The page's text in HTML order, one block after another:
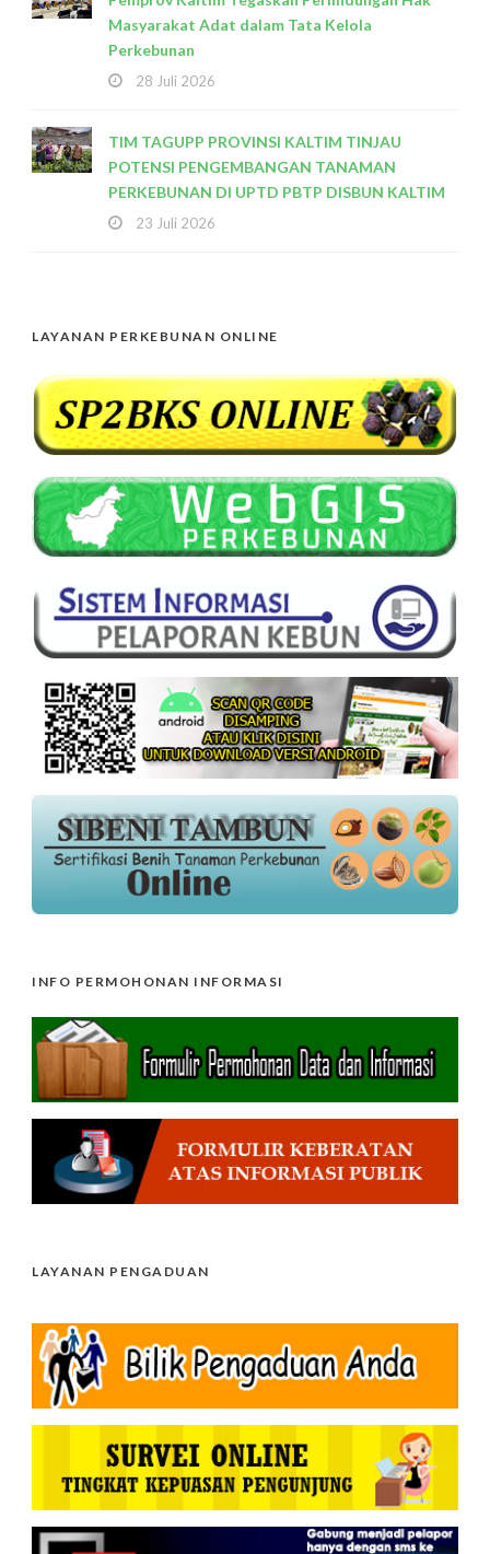
Masyarakat Adat dalam Tata Kelola
Perkebunan
28 Juli 2026
TIM TAGUPP PROVINSI KALTIM TINJAU
POTENSI PENGEMBANGAN TANAMAN
PERKEBUNAN DI UPTD PBTP DISBUN KALTIM
23 Juli 2026
LAYANAN PERKEBUNAN ONLINE
INFO PERMOHONAN INFORMASI
LAYANAN PENGADUAN